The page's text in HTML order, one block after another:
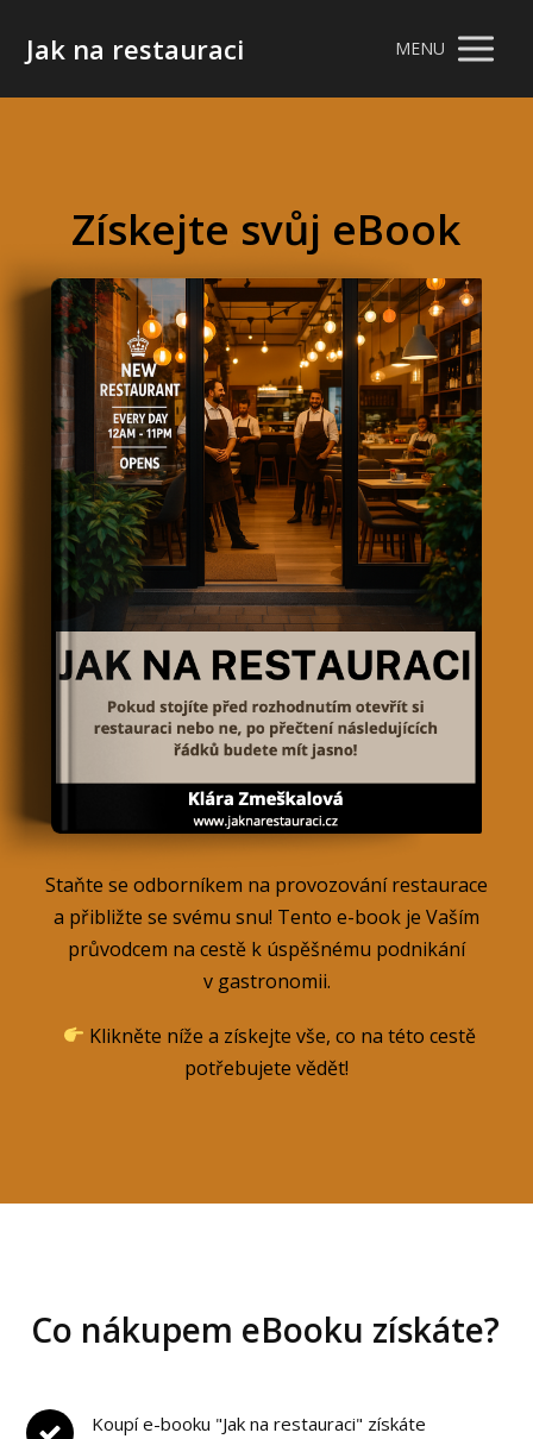
Jak na restauraci MENU
Získejte svůj eBook
Staňte se odborníkem na provozování restaurace
a přibližte se svému snu! Tento e-book je Vaším
průvodcem na cestě k úspěšnému podnikání
v gastronomii.
Klikněte níže a získejte vše, co na této cestě
potřebujete vědět!
Co nákupem eBooku získáte?
Koupí e-booku "Jak na restauraci" získáte